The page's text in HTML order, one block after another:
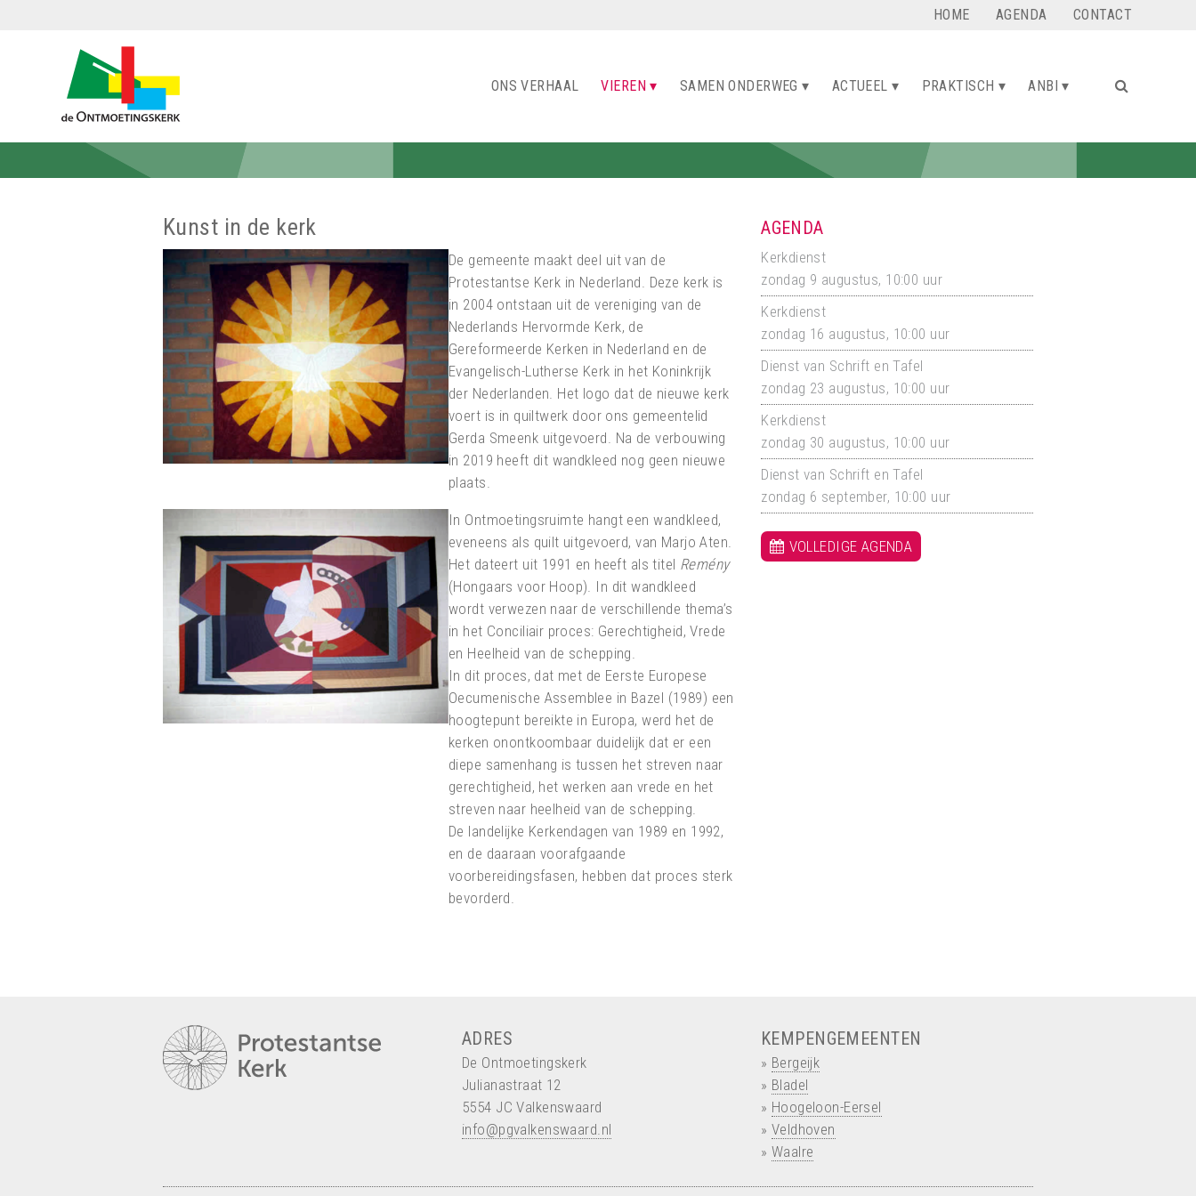
HOME AGENDA CONTACT
PROTESTANTSE
GEMEENTE
VALKENSWAARD
Ontmoetingskerk
ONS VERHAAL VIEREN SAMEN ONDERWEG ACTUEEL PRAKTISCH ANBI
Kunst in de kerk
De gemeente maakt deel uit van de
Protestantse Kerk in Nederland. Deze kerk is
in 2004 ontstaan uit de vereniging van de
Nederlands Hervormde Kerk, de
Gereformeerde Kerken in Nederland en de
Evangelisch-Lutherse Kerk in het Koninkrijk
der Nederlanden. Het logo dat de nieuwe kerk
voert is in quiltwerk door ons gemeentelid
Gerda Smeenk uitgevoerd. Na de verbouwing
in 2019 heeft dit wandkleed nog geen nieuwe
plaats.
In Ontmoetingsruimte hangt een wandkleed,
eveneens als quilt uitgevoerd, van Marjo Aten.
Het dateert uit 1991 en heeft als titel Remény
(Hongaars voor Hoop). In dit wandkleed
wordt verwezen naar de verschillende thema’s
in het Conciliair proces: Gerechtigheid, Vrede
en Heelheid van de schepping.
In dit proces, dat met de Eerste Europese
Oecumenische Assemblee in Bazel (1989) een
hoogtepunt bereikte in Europa, werd het de
kerken onontkoombaar duidelijk dat er een
diepe samenhang is tussen het streven naar
gerechtigheid, het werken aan vrede en het
streven naar heelheid van de schepping.
De landelijke Kerkendagen van 1989 en 1992,
en de daaraan voorafgaande
voorbereidingsfasen, hebben dat proces sterk
bevorderd.
AGENDA
Kerkdienst
zondag 9 augustus, 10:00 uur
Kerkdienst
zondag 16 augustus, 10:00 uur
Dienst van Schrift en Tafel
zondag 23 augustus, 10:00 uur
Kerkdienst
zondag 30 augustus, 10:00 uur
Dienst van Schrift en Tafel
zondag 6 september, 10:00 uur
VOLLEDIGE AGENDA
ADRES
De Ontmoetingskerk
Julianastraat 12
5554 JC Valkenswaard
info@pgvalkenswaard.nl
KEMPENGEMEENTEN
» Bergeijk
» Bladel
» Hoogeloon-Eersel
» Veldhoven
» Waalre